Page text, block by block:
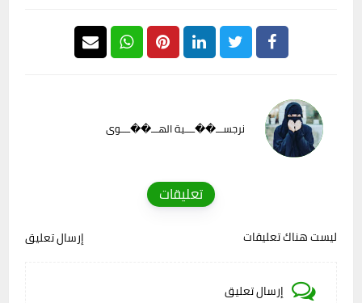
نرجســـ��ــــية الهـــ��ــــوى
تعليقات
ليست هناك تعليقات إرسال تعليق
إرسال تعليق